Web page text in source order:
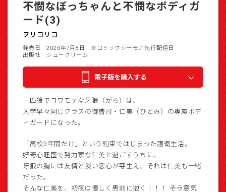
不憫なぼっちゃんと不憫なボディガ
ード(3)
ヲリコリコ
発売日 2026年7月8日
※コミックシーモア先行配信日
出版社 シュークリーム
電子版を購入する
一匹狼でコワモテな牙狼（がろ）は、
入学早々同じクラスの御曹司・仁美（ひとみ）の専属ボデ
ィガードになった。
「高校3年間だけ」という約束ではじまった護衛生活。
好奇心旺盛で努力家な仁美と過ごすうちに、
牙狼の胸には友情と淡い恋心が芽生え、それは仁美も一緒
だった。
そんな仁美を、初夜は優しく男前に抱く！！！ ――そう意気